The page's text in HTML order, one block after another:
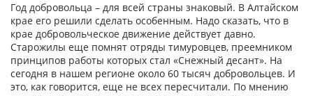
Год добровольца – для всей страны знаковый. В Алтайском
крае его решили сделать особенным. Надо сказать, что в
крае добровольческое движение действует давно.
Старожилы еще помнят отряды тимуровцев, преемником
принципов работы которых стал «Снежный десант». На
сегодня в нашем регионе около 60 тысяч добровольцев. И
это, как говорится, еще не всех пересчитали. По мнению